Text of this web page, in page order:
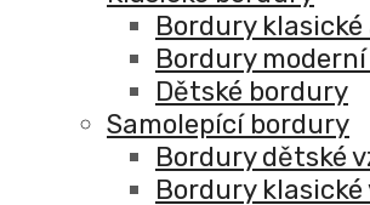
Bordury
Bordury
Dětské bordury
Samolepící bordury
Bordury dětské
Bordury klasické